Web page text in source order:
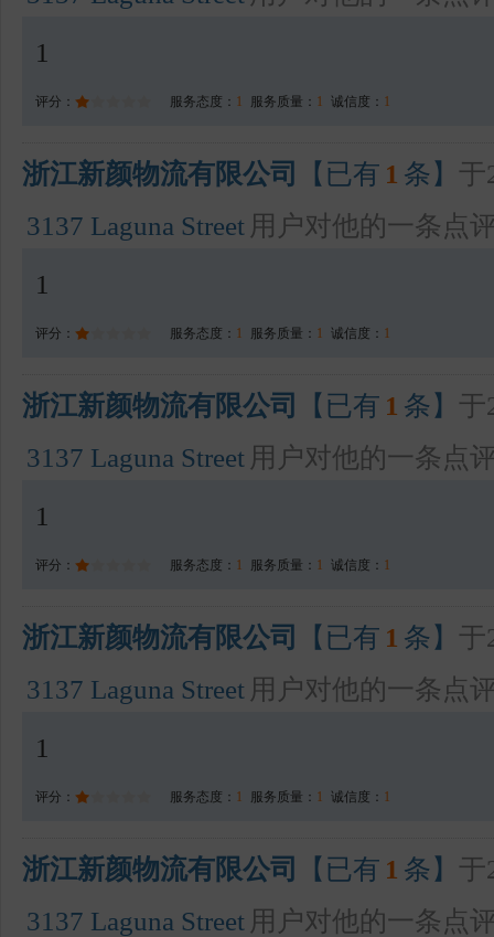
1
评分： 服务态度： 1 服务质量： 1 诚信度： 1
浙江新颜物流有限公司 【已有 1 条】 于
3137 Laguna Street 用户对他的一条点
1
评分： 服务态度： 1 服务质量： 1 诚信度： 1
浙江新颜物流有限公司 【已有 1 条】 于
3137 Laguna Street 用户对他的一条点
1
评分： 服务态度： 1 服务质量： 1 诚信度： 1
浙江新颜物流有限公司 【已有 1 条】 于
3137 Laguna Street 用户对他的一条点
1
评分： 服务态度： 1 服务质量： 1 诚信度： 1
浙江新颜物流有限公司 【已有 1 条】 于
3137 Laguna Street 用户对他的一条点